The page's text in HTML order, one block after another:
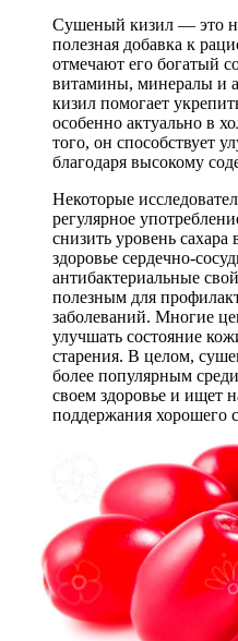
Сушеный кизил — это
полезная добавка к
отмечают его богатый
витамины, минералы и
кизил помогает
особенно актуально в
того, он способствует
благодаря высокому
Некоторые
регулярное
снизить уровень
здоровье сердечно-
антибактериальные
полезным для
заболеваний. Многие
улучшать состояние
старения. В целом,
более популярным
своем здоровье и ищет
поддержания хорошего